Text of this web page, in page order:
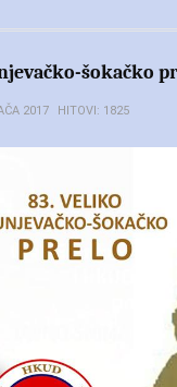
šokačko
2017 HITOVI: 1825